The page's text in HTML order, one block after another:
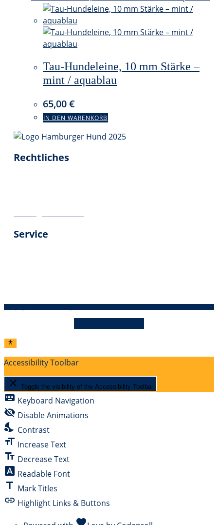
Tau-Hundeleine, 10 mm Stärke –
mint / aquablau
65,00€
IN DEN WARENKORB
Rechtliches
Service
Copyright 2026 Hamburger Hund – Alle Rechte vorbehalten
Accessibility Toolbar
close Toggle the visibility of the Accessibility Toolbar
keyboard Keyboard Navigation
visibility_off Disable Animations
nights_stay Contrast
format_size Increase Text
text_fields Decrease Text
font_download Readable Font
title Mark Titles
link Highlight Links & Buttons
favorite